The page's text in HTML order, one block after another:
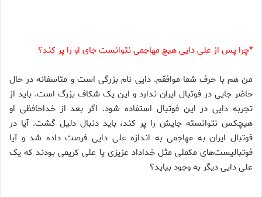
*چرا پس از علی دایی هیچ مهاجمی نتوانست جای او را پر کند؟
من هم با حرف شما موافقم. دایی نام بزرگی است و متاسفانه در حال
حاضر جایی در فوتبال ایران ندارد و این یک شکاف بزرگ است. باید از
تجربه دایی در این فوتبال استفاده شود. اگر بعد از خداحافظی او
هیچکس نتوانسته جایش را پر کند، باید دنبال دلیل گشت. آیا در
فوتبال ایران به مهاجمی به اندازه علی دایی فرصت داده شد و آیا
فوتبالیست‌های مکملی مثل خداداد عزیزی یا علی کریمی بودند که یک
علی دایی دیگر به وجود بیاید؟